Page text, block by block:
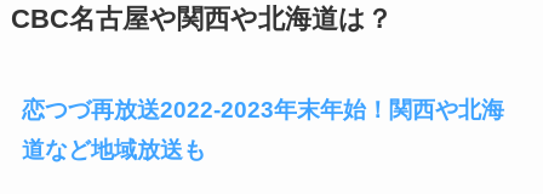
CBC名古屋や関西や北海道は？
恋つづ再放送2022-2023年末年始！関西や北海
道など地域放送も